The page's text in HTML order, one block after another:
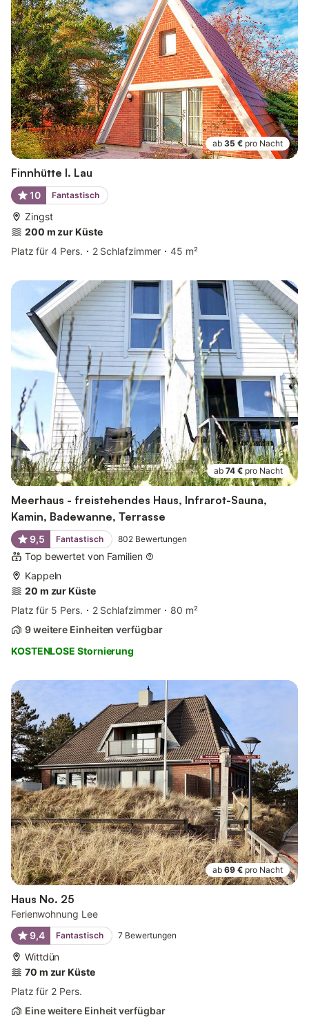
ab 35 € pro Nacht
Finnhütte I. Lau
10 Fantastisch
Zingst
200 m zur Küste
Platz für 4 Pers.
2 Schlafzimmer 45 m²
ab 74 € pro Nacht
Meerhaus - freistehendes Haus, Infrarot-Sauna,
Kamin, Badewanne, Terrasse
9,5 Fantastisch 802 Bewertungen
Top bewertet von Familien
Kappeln
20 m zur Küste
Platz für 5 Pers.
2 Schlafzimmer
80 m²
9 weitere Einheiten verfügbar
KOSTENLOSE Stornierung
ab 69 € pro Nacht
Haus No. 25
Ferienwohnung Lee
9,4
Fantastisch 7 Bewertungen
Wittdün
70 m zur Küste
Platz für 2 Pers.
Eine weitere Einheit verfügbar